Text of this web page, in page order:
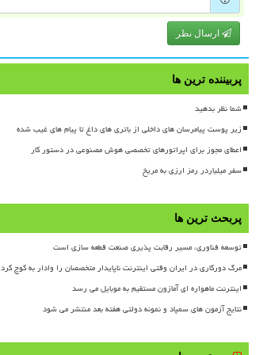
ارسال نظر
پربیننده ترین ها
شما نظر بدهید
زیر پوست پیامرسان های داخلی از باتری های داغ تا پیام های غیب شده
اعطای مجوز برای اپراتورهای تخصصی هوش مصنوعی در دستور کار
سفر میلیاردر رمز ارزی به مریخ
پربحث ترین ها
توسعه فناوری، مسیر رقابت پذیری صنعت قطعه سازی است
مرگ دورکاری در ایران وقتی اینترنت ناپایدار متخصصان را وادار به کوچ کرد
اینترنت ماهواره ای آمازون مستقیم به موبایل می رسد
نتایج آزمون های سمپاد و نمونه دولتی هفته بعد منتشر می شود